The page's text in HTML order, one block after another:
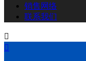
销售网络
联系我们

